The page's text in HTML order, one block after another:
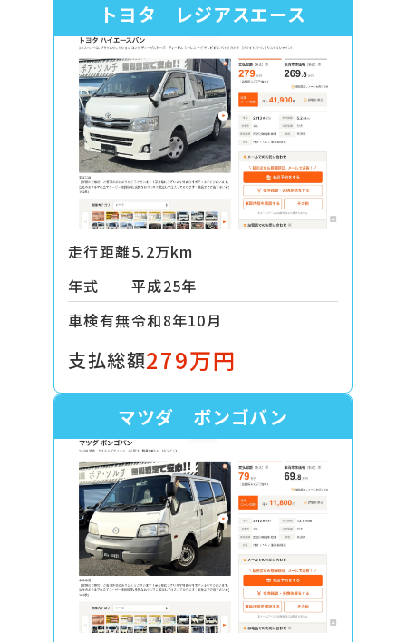
トヨタ レジアスエース
走行距離5.2万km
年式
平成25年
車検有無令和8年10月
支払総額279万円
マツダ ボンゴバン